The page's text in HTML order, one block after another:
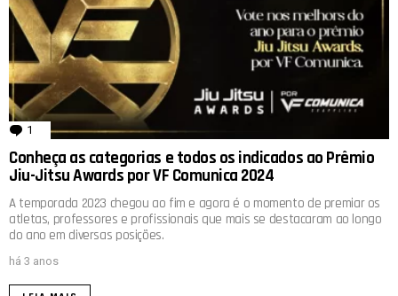
1 comentário
Conheça as categorias e todos os indicados ao Prêmio
Jiu-Jitsu Awards por VF Comunica 2024
A temporada 2023 chegou ao fim e agora é o momento de premiar os
atletas, professores e profissionais que mais se destacaram ao longo
do ano em diversas posições.
há 3 anos